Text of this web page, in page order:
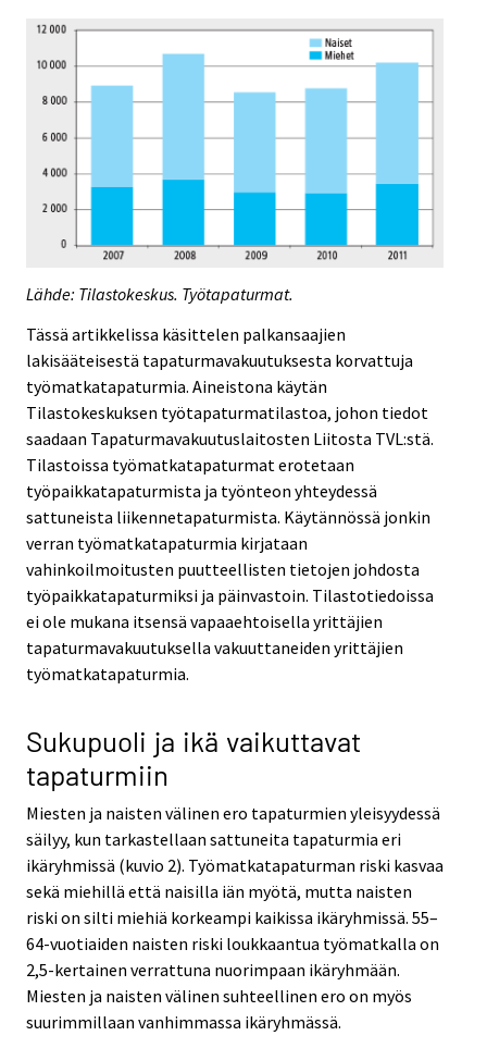
Lähde: Tilastokeskus. Työtapaturmat.
Tässä artikkelissa käsittelen palkansaajien
lakisääteisestä tapaturmavakuutuksesta korvattuja
työmatkatapaturmia. Aineistona käytän
Tilastokeskuksen työtapaturmatilastoa, johon tiedot
saadaan Tapaturmavakuutuslaitosten Liitosta TVL:stä.
Tilastoissa työmatkatapaturmat erotetaan
työpaikkatapaturmista ja työnteon yhteydessä
sattuneista liikennetapaturmista. Käytännössä jonkin
verran työmatkatapaturmia kirjataan
vahinkoilmoitusten puutteellisten tietojen johdosta
työpaikkatapaturmiksi ja päinvastoin. Tilastotiedoissa
ei ole mukana itsensä vapaaehtoisella yrittäjien
tapaturmavakuutuksella vakuuttaneiden yrittäjien
työmatkatapaturmia.
Sukupuoli ja ikä vaikuttavat
tapaturmiin
Miesten ja naisten välinen ero tapaturmien yleisyydessä
säilyy, kun tarkastellaan sattuneita tapaturmia eri
ikäryhmissä (kuvio 2). Työmatkatapaturman riski kasvaa
sekä miehillä että naisilla iän myötä, mutta naisten
riski on silti miehiä korkeampi kaikissa ikäryhmissä. 55–
64-vuotiaiden naisten riski loukkaantua työmatkalla on
2,5-kertainen verrattuna nuorimpaan ikäryhmään.
Miesten ja naisten välinen suhteellinen ero on myös
suurimmillaan vanhimmassa ikäryhmässä.